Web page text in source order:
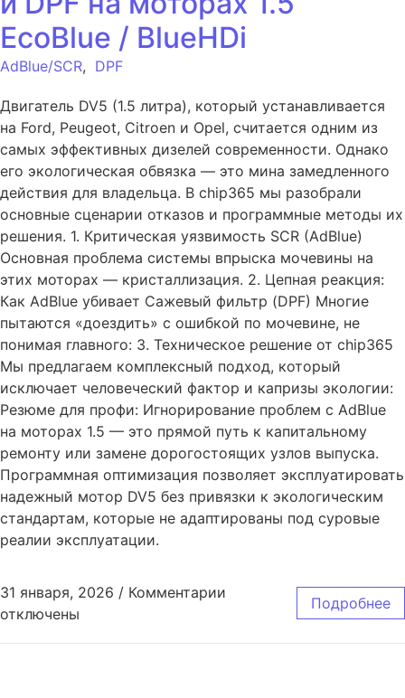
EcoBlue / BlueHDi
AdBlue/SCR, DPF
Двигатель DV5 (1.5 литра), который устанавливается
на Ford, Peugeot, Citroen и Opel, считается одним из
самых эффективных дизелей современности. Однако
его экологическая обвязка — это мина замедленного
действия для владельца. В chip365 мы разобрали
основные сценарии отказов и программные методы их
решения. 1. Критическая уязвимость SCR (AdBlue)
Основная проблема системы впрыска мочевины на
этих моторах — кристаллизация. 2. Цепная реакция:
Как AdBlue убивает Сажевый фильтр (DPF) Многие
пытаются «доездить» с ошибкой по мочевине, не
понимая главного: 3. Техническое решение от chip365
Мы предлагаем комплексный подход, который
исключает человеческий фактор и капризы экологии:
Резюме для профи: Игнорирование проблем с AdBlue
на моторах 1.5 — это прямой путь к капитальному
ремонту или замене дорогостоящих узлов выпуска.
Программная оптимизация позволяет эксплуатировать
надежный мотор DV5 без привязки к экологическим
стандартам, которые не адаптированы под суровые
реалии эксплуатации.
31 января, 2026 / Комментарии
отключены
Подробнее